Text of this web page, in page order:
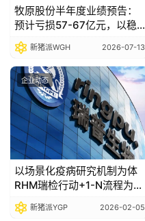
牧原股份半年度业绩预告：
预计亏损57-67亿元，以稳
健经营穿越行业波动
新猪派WGH 2026-07-13
企业动态
以场景化疫病研究机制为体
RHM瑞检行动+1-N流程为翼
瑞普生物如何通过价值服务
体系夯实客户价值根基
新猪派YGP 2026-02-05